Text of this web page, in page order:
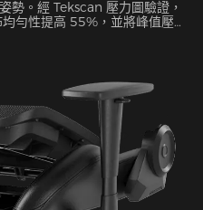
勢。經 Tekscan 壓力圖驗證，
勻性提高 55%，並將峰值壓力